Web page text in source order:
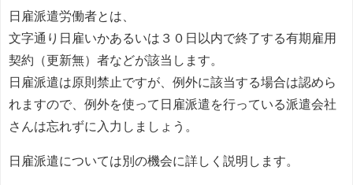
日雇派遣労働者とは、
文字通り日雇いかあるいは３０日以内で終了する有期雇用
契約（更新無）者などが該当します。
日雇派遣は原則禁止ですが、例外に該当する場合は認めら
れますので、例外を使って日雇派遣を行っている派遣会社
さんは忘れずに入力しましょう。
日雇派遣については別の機会に詳しく説明します。